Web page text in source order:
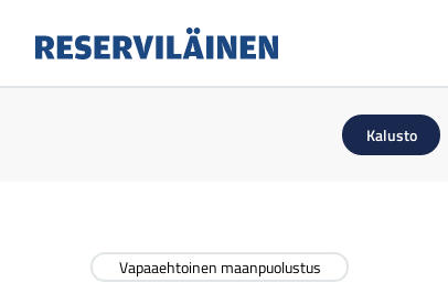
Kalusto
Vapaaehtoinen maanpuolustus